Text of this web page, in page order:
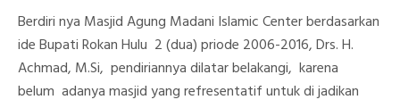
Berdiri nya Masjid Agung Madani Islamic Center berdasarkan
ide Bupati Rokan Hulu 2 (dua) priode 2006-2016, Drs. H.
Achmad, M.Si, pendiriannya dilatar belakangi, karena
belum adanya masjid yang refresentatif untuk di jadikan